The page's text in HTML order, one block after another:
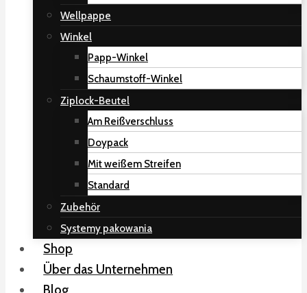
Wellpappe
Winkel
Papp-Winkel
Schaumstoff-Winkel
Ziplock-Beutel
Am Reißverschluss
Doypack
Mit weißem Streifen
Standard
Zubehör
Systemy pakowania
Shop
Über das Unternehmen